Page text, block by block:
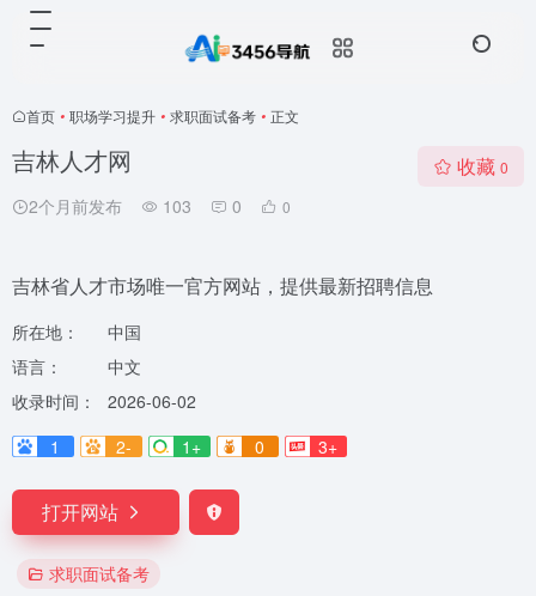
首页 • 职场学习提升 • 求职面试备考 • 正文
吉林人才网
2个月前发布 103 0 0
收藏 0
吉林省人才市场唯一官方网站，提供最新招聘信息
所在地：
中国
语言：
中文
收录时间：
2026-06-02
1
2- 1+ 0 3+
打开网站
求职面试备考